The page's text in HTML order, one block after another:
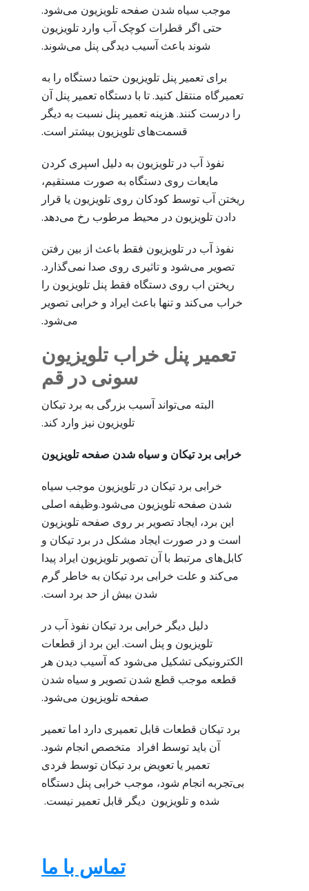
موجب سیاه شدن صفحه تلویزیون می‌شود.
حتی اگر قطرات کوچک آب وارد تلویزیون
شوند باعث آسیب دیدگی پنل می‌شوند.
برای تعمیر پنل تلویزیون حتما دستگاه را به
تعمیرگاه منتقل کنید. تا با دستگاه تعمیر پنل آن
را درست کنند. هزینه تعمیر پنل نسبت به دیگر
قسمت‌های تلویزیون بیشتر است.
نفوذ آب در تلویزیون به دلیل اسپری کردن
مایعات روی دستگاه به صورت مستقیم،
ریختن آب توسط کودکان روی تلویزیون یا قرار
دادن تلویزیون در محیط مرطوب رخ می‌دهد.
نفوذ آب در تلویزیون فقط باعث از بین رفتن
تصویر می‌شود و تاثیری روی صدا نمی‌گذارد.
ریختن اب روی دستگاه فقط پنل تلویزیون را
خراب می‌کند و تنها باعث ایراد و خرابی تصویر
می‌شود.
تعمیر پنل خراب تلویزیون
سونی در قم
البته می‌تواند آسیب بزرگی به برد تیکان
تلویزیون نیز وارد کند.
خرابی برد تیکان و سیاه شدن صفحه تلویزیون
خرابی برد تیکان در تلویزیون موجب سیاه
شدن صفحه تلویزیون می‌شود.وظیفه اصلی
این برد، ایجاد تصویر بر روی صفحه تلویزیون
است و در صورت ایجاد مشکل در برد تیکان و
کابل‌های مرتبط با آن تصویر تلویزیون ایراد پیدا
می‌کند و علت خرابی برد تیکان به خاطر گرم
شدن بیش از حد برد است.
دلیل دیگر خرابی برد تیکان نفوذ آب در
تلویزیون و پنل است. این برد از قطعات
الکترونیکی تشکیل می‌شود که آسیب دیدن هر
قطعه موجب قطع شدن تصویر و سیاه شدن
صفحه تلویزیون می‌شود.
برد تیکان قطعات قابل تعمیری دارد اما تعمیر
آن باید توسط افراد متخصص انجام شود.
تعمیر یا تعویض برد تیکان توسط فردی
بی‌تجربه انجام شود، موجب خرابی پنل دستگاه
شده و تلویزیون دیگر قابل تعمیر نیست.
تماس با ما